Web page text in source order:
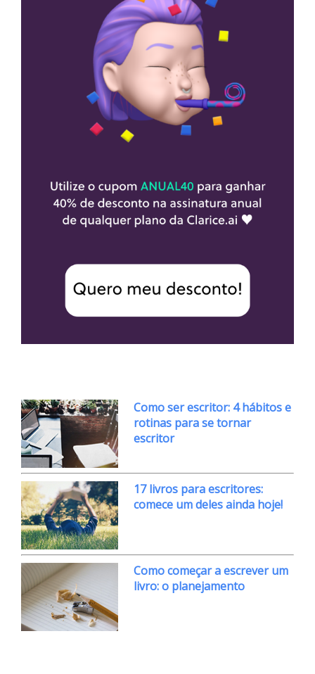
Como ser escritor: 4 hábitos e
rotinas para se tornar
escritor
17 livros para escritores:
comece um deles ainda hoje!
Como começar a escrever um
livro: o planejamento